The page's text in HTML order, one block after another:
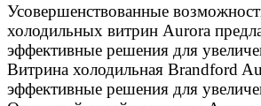
Усовершенствованные
холодильных витрин Aurora
эффективные решения для
Витрина холодильная Brandford
эффективные решения для